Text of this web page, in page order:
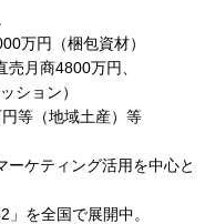
万円（梱包資材）
売月商4800万円、
ション）
等（地域土産）等
ーケティング活用を中心と
を全国で展開中。